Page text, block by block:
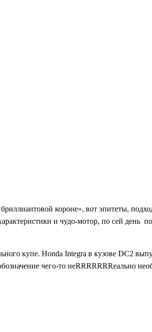
короне», вот эпитеты,
и чудо-мотор, по сей день
купе. Honda Integra в кузове DC2
чего-то неRRRRRRRеально